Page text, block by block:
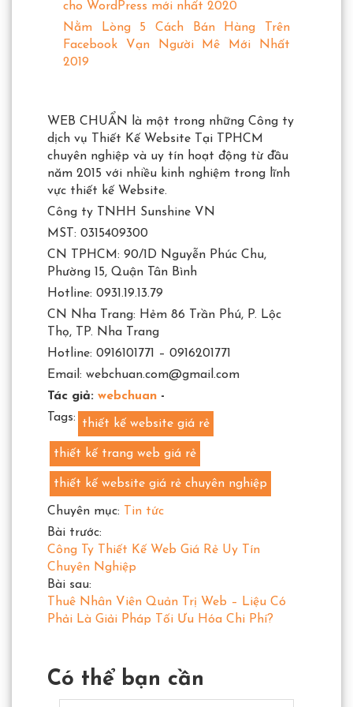
cho WordPress mới nhất 2020
Nằm Lòng 5 Cách Bán Hàng Trên
Facebook Vạn Người Mê Mới Nhất
2019
WEB CHUẨN là một trong những Công ty
dịch vụ Thiết Kế Website Tại TPHCM
chuyên nghiệp và uy tín hoạt động từ đầu
năm 2015 với nhiều kinh nghiệm trong lĩnh
vực thiết kế Website.
Công ty TNHH Sunshine VN
MST: 0315409300
CN TPHCM: 90/1D Nguyễn Phúc Chu,
Phường 15, Quận Tân Bình
Hotline: 0931.19.13.79
CN Nha Trang: Hẻm 86 Trần Phú, P. Lộc
Thọ, TP. Nha Trang
Hotline: 0916101771 – 0916201771
Email: webchuan.com@gmail.com
Tác giả: webchuan -
Tags:
thiết kế website giá rẻ
thiết kế trang web giá rẻ
thiết kế website giá rẻ chuyên nghiệp
Chuyên mục: Tin tức
Bài trước:
Công Ty Thiết Kế Web Giá Rẻ Uy Tín
Chuyên Nghiệp
Bài sau:
Thuê Nhân Viên Quản Trị Web – Liệu Có
Phải Là Giải Pháp Tối Ưu Hóa Chi Phí?
Có thể bạn cần